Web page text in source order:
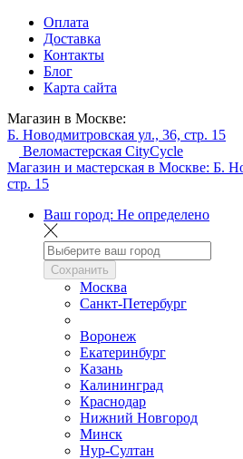
Оплата
Доставка
Контакты
Блог
Карта сайта
Магазин в Москве:
Б. Новодмитровская ул., 36, стр. 15
Веломастерская CityCycle
Магазин и мастерская в Москве: Б.
стр. 15
Ваш город: Не определено
Сохранить
Москва
Санкт-Петербург
Воронеж
Екатеринбург
Казань
Калининград
Краснодар
Нижний Новгород
Минск
Нур-Султан